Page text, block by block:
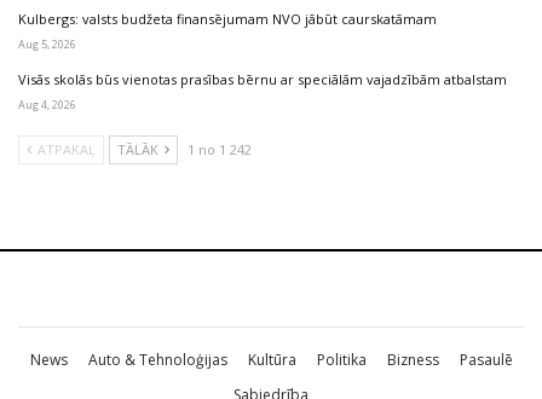
Kulbergs: valsts budžeta finansējumam NVO jābūt caurskatāmam
Aug 5, 2026
Visās skolās būs vienotas prasības bērnu ar speciālām vajadzībām atbalstam
Aug 4, 2026
ATPAKAĻ TĀLĀK 1 no 1 242
News Auto & Tehnoloģijas Kultūra Politika Bizness
Pasaulē